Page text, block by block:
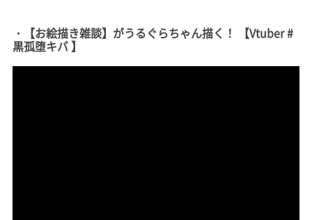
・【お絵描き雑談】がうるぐらちゃん描く！ 【Vtuber #
黒孤堕キバ 】